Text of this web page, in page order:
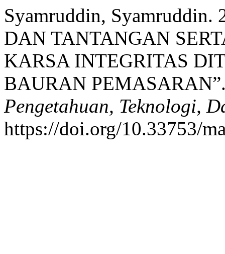
Syamruddin,
DAN TANTANGAN
KARSA INTEGRITAS
BAURAN
Pengetahuan, Teknologi,
https://doi.org/10.33753/